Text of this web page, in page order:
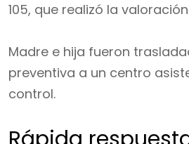
105, que realizó la
Madre e hija fueron
preventiva a un centro
control.